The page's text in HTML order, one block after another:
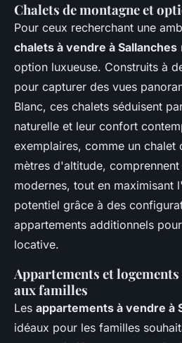
Chalets de montagne et
Pour ceux recherchant une
chalets à vendre à Sallanches
option luxueuse. Construits à
pour capturer des vues
Blanc, ces chalets séduisent
naturelle et leur confort
exemplaires, comme un chalet
mètres d'altitude,
modernes, tout en maximisant
potentiel grâce à des
appartements additionnels
locative.
Appartements et
aux familles
Les appartements à vendre à
idéaux pour les familles